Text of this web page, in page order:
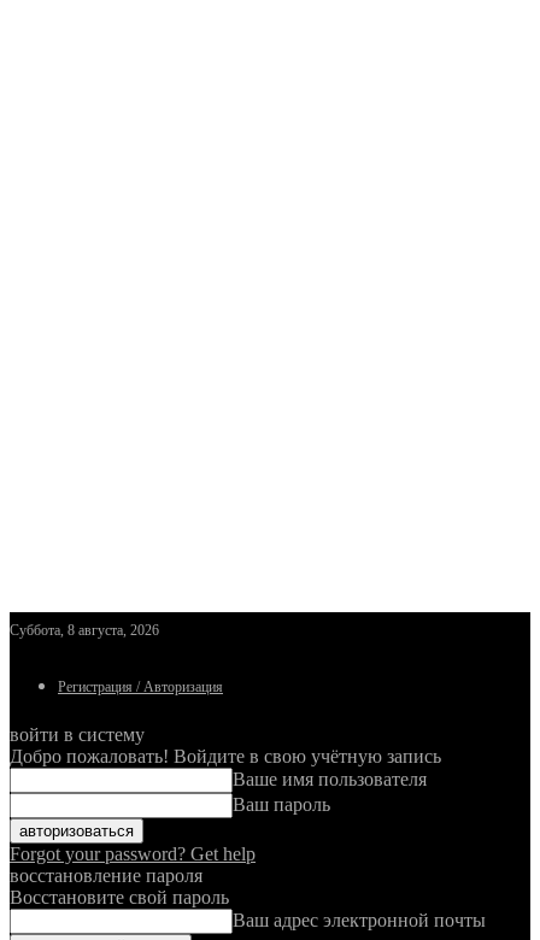
Суббота, 8 августа, 2026
Регистрация / Авторизация
войти в систему
Добро пожаловать! Войдите в свою учётную запись
Ваше имя пользователя
Ваш пароль
Forgot your password? Get help
восстановление пароля
Восстановите свой пароль
Ваш адрес электронной почты